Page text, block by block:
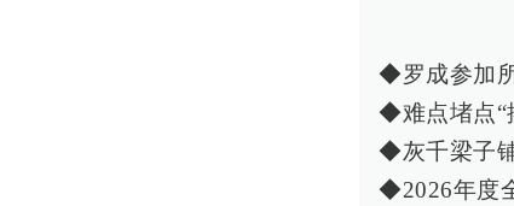
◆罗成参加
◆难点堵点“
◆灰千梁子
◆2026年度